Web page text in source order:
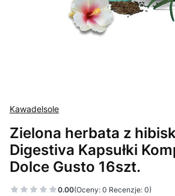
Kawadelsole
Zielona herbata z
Digestiva Kapsułki
Dolce Gusto 16szt.
0.00(Oceny: 0 Recenzje: 0)